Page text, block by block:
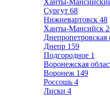
Ханты-
Сургут 68
Нижневартовск 48
Ханты-Мансийск
Днепропетровская
Днепр 159
Подгородное 1
Воронежская
Воронеж 149
Россошь 4
Лиски 4